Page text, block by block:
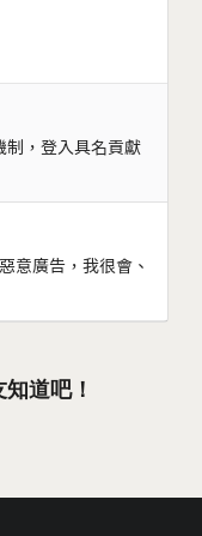
，登入具名貢獻
意廣告，我很會、
道吧！